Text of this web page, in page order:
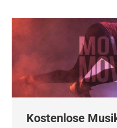
Kostenlose